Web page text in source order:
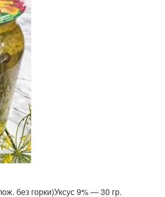
без горки)Уксус 9% — 30 гр.